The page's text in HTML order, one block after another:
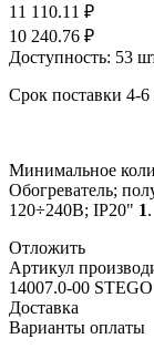
11 110.11 ₽
10 240.76 ₽
Доступность: 53
Срок поставки 4-6
Минимальное
Обогреватель;
120÷240В; IP20" 1.
Отложить
Артикул
14007.0-00 STEGO
Доставка
Варианты оплаты